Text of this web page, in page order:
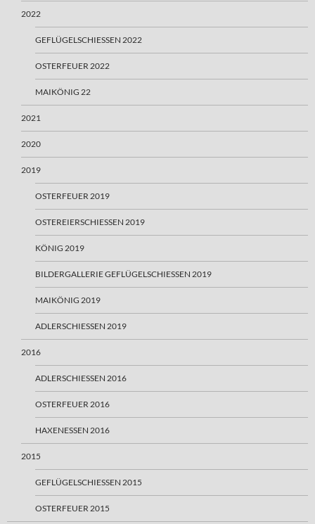
2022
GEFLÜGELSCHIESSEN 2022
OSTERFEUER 2022
MAIKÖNIG 22
2021
2020
2019
OSTERFEUER 2019
OSTEREIERSCHIESSEN 2019
KÖNIG 2019
BILDERGALLERIE GEFLÜGELSCHIESSEN 2019
MAIKÖNIG 2019
ADLERSCHIESSEN 2019
2016
ADLERSCHIESSEN 2016
OSTERFEUER 2016
HAXENESSEN 2016
2015
GEFLÜGELSCHIESSEN 2015
OSTERFEUER 2015